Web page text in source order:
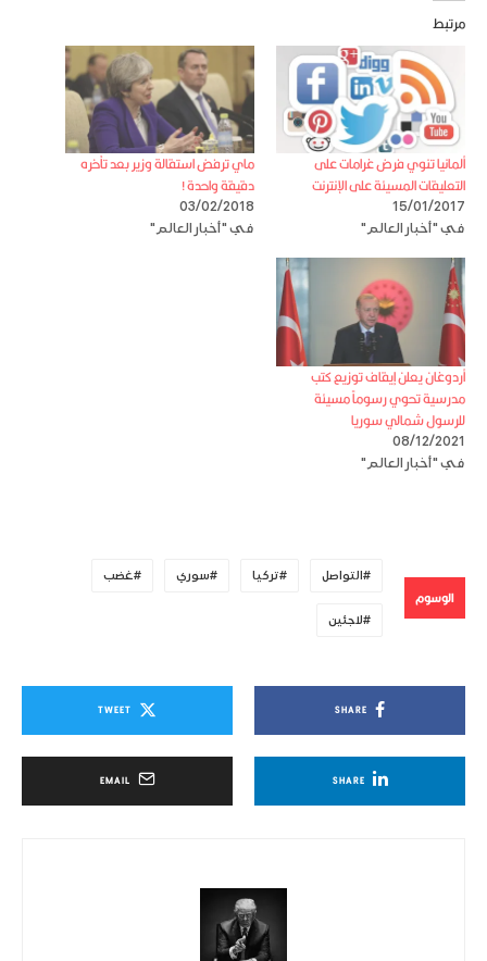
مرتبط
ألمانيا تنوي فرض غرامات على
التعليقات المسيئة على الإنترنت
15/01/2017
في "أخبار العالم"
ماي ترفض استقالة وزير بعد تأخره
دقيقة واحدة !
03/02/2018
في "أخبار العالم"
أردوغان يعلن إيقاف توزيع كتب
مدرسية تحوي رسوماً مسيئة
للرسول شمالي سوريا
08/12/2021
في "أخبار العالم"
الوسوم
التواصل تركيا سوري غضب
لاجئين
SHARE
TWEET
SHARE
EMAIL